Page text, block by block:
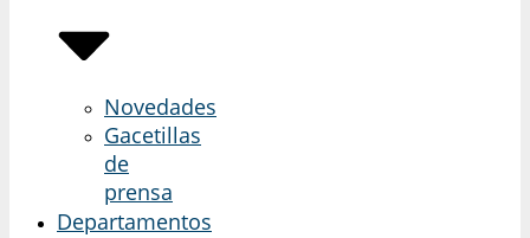
Novedades
Gacetillas
de
prensa
Departamentos